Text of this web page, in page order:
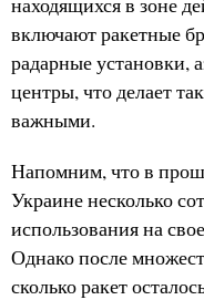
включают ракетные
радарные установки,
центры, что делает
важными.
Напомним, что в
Украине несколько
использования на
Однако после
сколько ракет